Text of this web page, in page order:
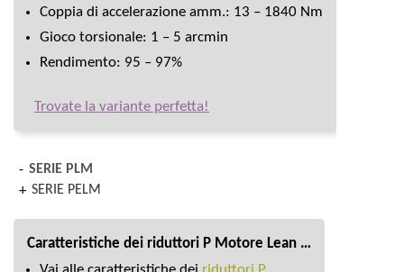
Coppia di accelerazione amm.: 13 – 1840 Nm
Gioco torsionale: 1 – 5 arcmin
Rendimento: 95 – 97%
Trovate la variante perfetta!
SERIE PLM
SERIE PELM
Caratteristiche dei riduttori P Motore Lean …